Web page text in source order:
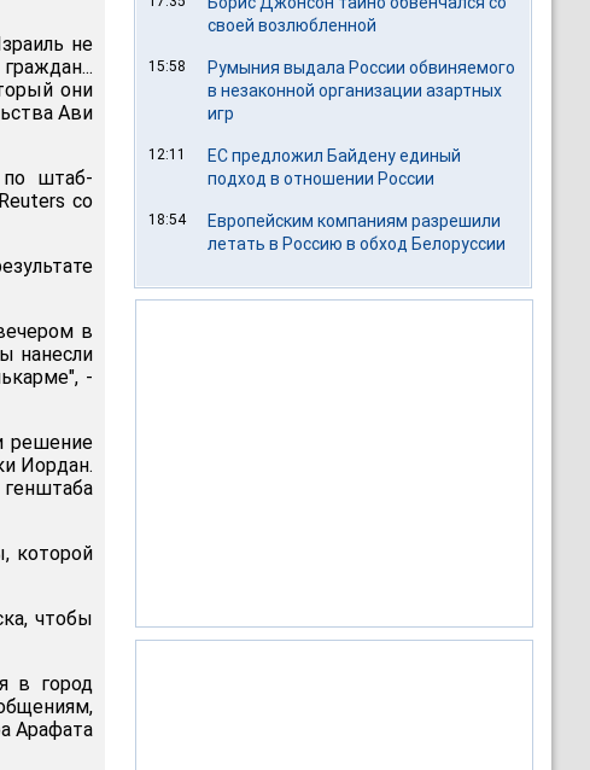
не
они
Ави
по штаб-
со
в
нанесли
-
решение
Иордан.
которой
чтобы
в город
Арафата
своей возлюбленной
15:58
Румыния выдала России обвиняемого
в незаконной организации азартных
игр
12:11
ЕС предложил Байдену единый
подход в отношении России
18:54
Европейским компаниям разрешили
летать в Россию в обход Белоруссии